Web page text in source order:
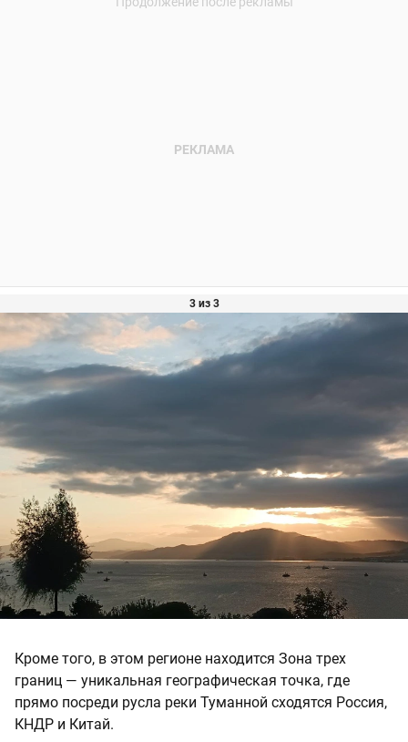
3 из 3
Кроме того, в этом регионе находится Зона трех
границ — уникальная географическая точка, где
прямо посреди русла реки Туманной сходятся Россия,
КНДР и Китай.